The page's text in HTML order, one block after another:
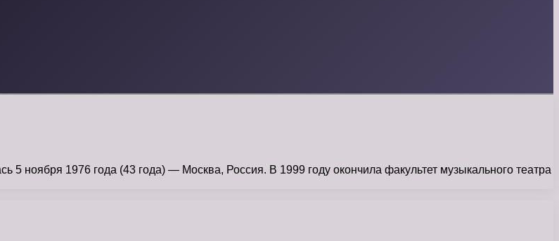
ноября 1976 года (43 года) — Москва, Россия. В 1999 году окончила факультет музыкального театра